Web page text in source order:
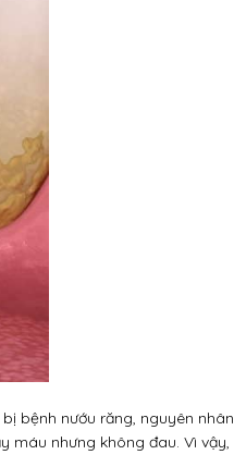
bệnh nướu răng, nguyên nhân
máu nhưng không đau. Vì vậy,